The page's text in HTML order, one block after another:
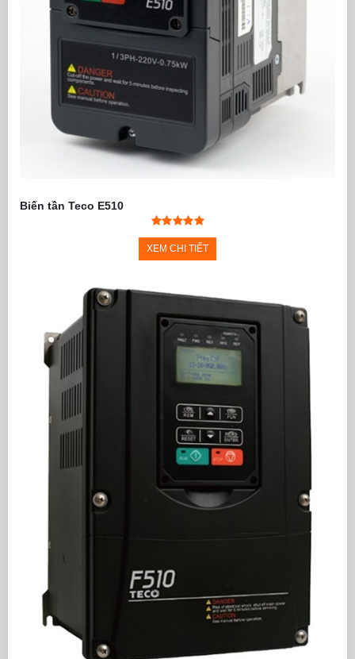
Biến tần Teco E510
XEM CHI TIẾT